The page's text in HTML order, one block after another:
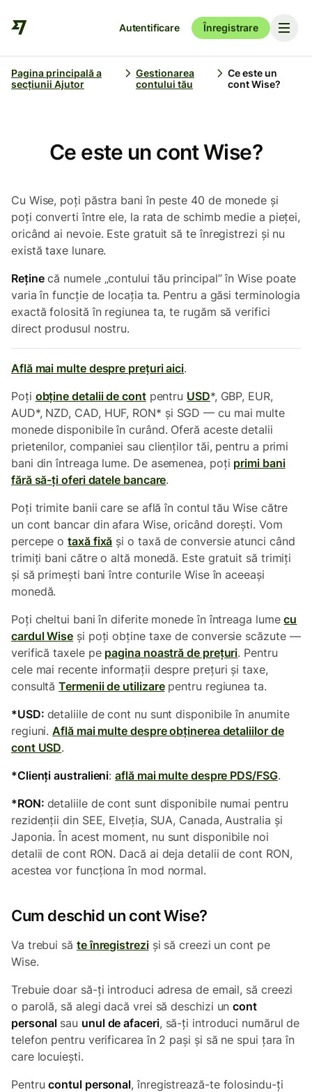
Autentificare Înregistrare
Pagina principală a
secțiunii Ajutor
Gestionarea
contului tău
Ce este un
cont Wise?
Ce este un cont Wise?
Cu Wise, poți păstra bani în peste 40 de monede și
poți converti între ele, la rata de schimb medie a pieței,
oricând ai nevoie. Este gratuit să te înregistrezi și nu
există taxe lunare.
Reținecă numele „contului tău principal” în Wise poate
varia în funcție de locația ta. Pentru a găsi terminologia
exactă folosită în regiunea ta, te rugăm să verifici
direct produsul nostru.
Află mai multe despre prețuri aici.
Poți obține detalii de contpentru USD*, GBP, EUR,
AUD*, NZD, CAD, HUF, RON* și SGD — cu mai multe
monede disponibile în curând. Oferă aceste detalii
prietenilor, companiei sau clienților tăi, pentru a primi
bani din întreaga lume. De asemenea, poți primi bani
fără să-ți oferi datele bancare.
Poți trimite banii care se află în contul tău Wise către
un cont bancar din afara Wise, oricând dorești. Vom
percepe otaxă fixă și o taxă de conversie atunci când
trimiți bani către o altă monedă. Este gratuit să trimiți
și să primești bani între conturile Wise în aceeași
monedă.
Poți cheltui bani în diferite monede în întreaga lumecu
cardul Wise și poți obține taxe de conversie scăzute —
verifică taxele pe pagina noastră de prețuri. Pentru
cele mai recente informații despre prețuri și taxe,
consultăTermenii de utilizarepentru regiunea ta.
*USD: detaliile de cont nu sunt disponibile în anumite
regiuni.Află mai multe despre obținerea detaliilor de
cont USD.
*Clienți australieni:află mai multe despre PDS/FSG.
*RON: detaliile de cont sunt disponibile numai pentru
rezidenții din SEE, Elveția, SUA, Canada, Australia și
Japonia.În acest moment, nu sunt disponibile noi
detalii de cont RON. Dacă ai deja detalii de cont RON,
acestea vor funcționa în mod normal.
Cum deschid un cont Wise?
Va trebui să te înregistreziși să creezi un cont pe
Wise.
Trebuie doar să-ți introduci adresa de email, să creezi
o parolă, să alegi dacă vrei să deschizi uncont
personal sau unul de afaceri, să-ți introduci numărul de
telefon pentru verificarea în 2 pași și să ne spui țara în
care locuiești.
Pentrucontul personal, înregistrează-te folosindu-ți